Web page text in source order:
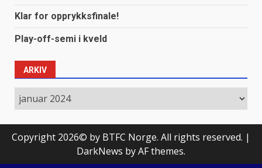
Klar for opprykksfinale!
Play-off-semi i kveld
ARKIV
Arkiv
Copyright 2026© by BTFC Norge. All rights reserved. |
DarkNews by AF themes.